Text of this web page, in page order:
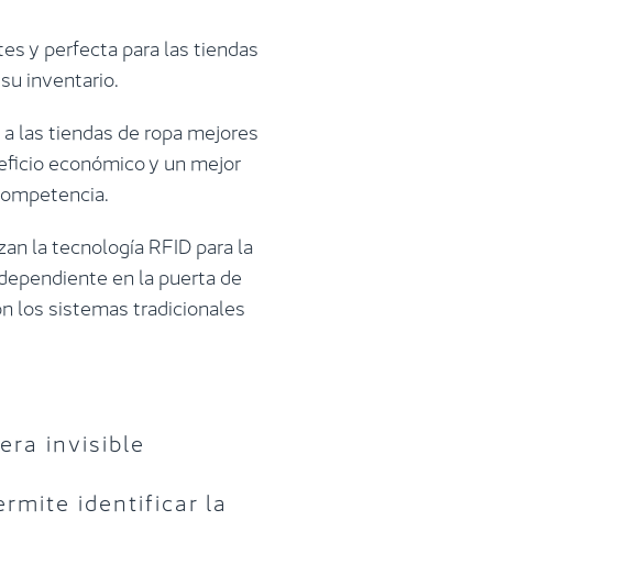
y perfecta para las tiendas
inventario.
las tiendas de ropa mejores
económico y un mejor
la tecnología RFID para la
en la puerta de
los sistemas tradicionales
invisible
identificar la